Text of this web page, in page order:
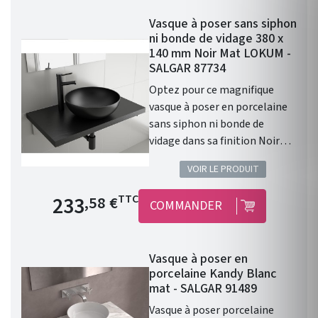
robinet à bec haut ou encastré
dans le mur. Diamètre de 390
mm Profondeur de 140 mm
Coloris : Blanc Mat. Cette
vasque ALTIRO en porcelaine
blanche se caractérise par
sa finition mate et réunit les
caractéristiques qui en feront
la pièce maîtresse de votre
salle de bains.
Vasque à poser sans siphon
ni bonde de vidage 380 x
140 mm Noir Mat LOKUM -
SALGAR 87734
Optez pour ce magnifique
vasque à poser en porcelaine
sans siphon ni bonde de
vidage dans sa finition Noir
Vasque à poser. Matière :
porcelaine. Sans siphon ni
bonde de vidage. Résistante
aux produits chimiques et aux
avec trop-plein . Siphon,
bonde clic-clac et robinet non
inclus. Finition : Noir Mat.
Gamme : LOKUM. Fabriqué en
VOIR LE PRODUIT
Prix de base
233,58 €TTC COMMANDER
Vasque à poser en
porcelaine Kandy Blanc
mat - SALGAR 91489
Vasque à poser porcelaine